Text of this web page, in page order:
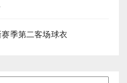
季第二客场球衣